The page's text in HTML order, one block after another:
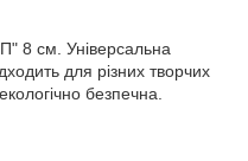
8 см. Універсальна
для різних творчих
безпечна.